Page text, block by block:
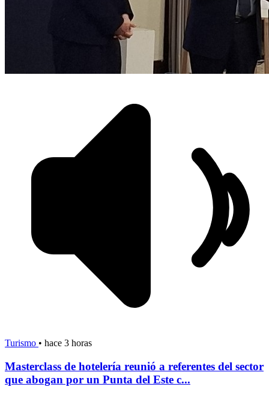
Turismo • hace 3 horas
Masterclass de hotelería reunió a referentes del sector
que abogan por un Punta del Este c...